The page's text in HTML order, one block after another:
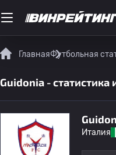
ГлавнаяФутбольная
Guidonia - статистика
Италия